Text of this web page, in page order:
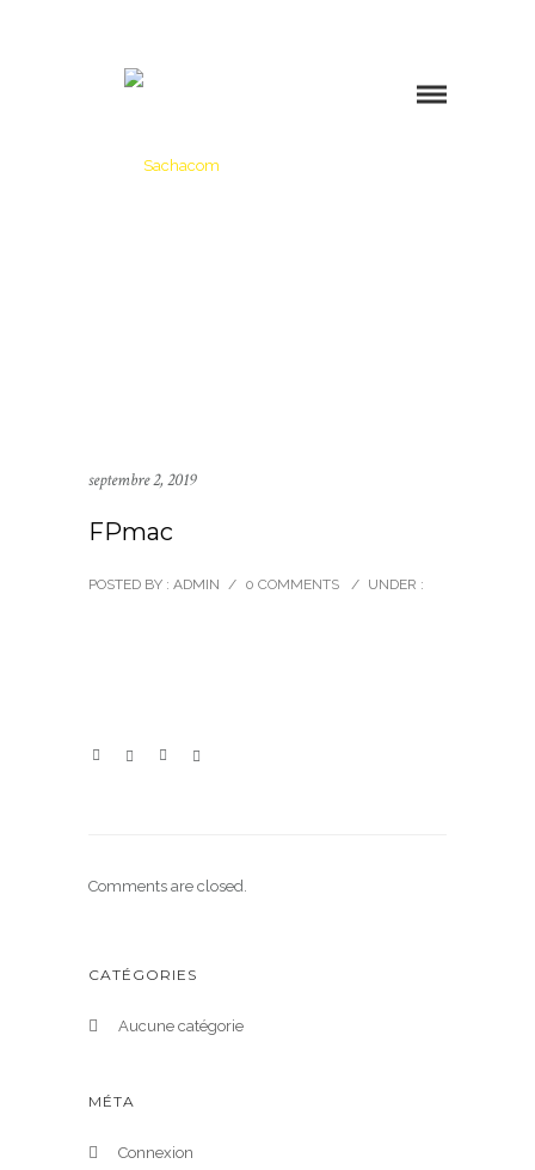
septembre 2, 2019
FPmac
POSTED BY : ADMIN / 0 COMMENTS / UNDER :
Comments are closed.
CATÉGORIES
Aucune catégorie
MÉTA
Connexion